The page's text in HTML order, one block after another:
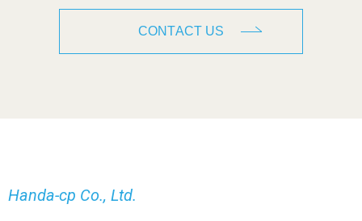
CONTACT US
Handa-cp Co., Ltd.